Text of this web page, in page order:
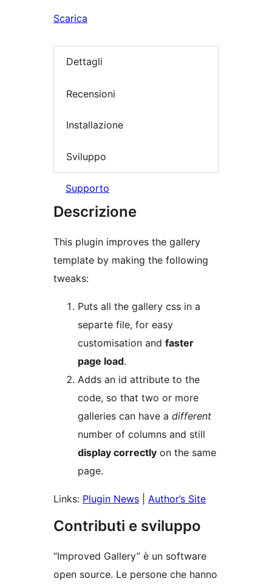
Scarica
Dettagli
Recensioni
Installazione
Sviluppo
Supporto
Descrizione
This plugin improves the gallery
template by making the following
tweaks:
Puts all the gallery css in a
separte file, for easy
customisation and faster
page load.
Adds an id attribute to the
code, so that two or more
galleries can have a different
number of columns and still
display correctly on the same
page.
Links: Plugin News Author’s Site
Contributi e sviluppo
“Improved Gallery” è un software
open source. Le persone che hanno